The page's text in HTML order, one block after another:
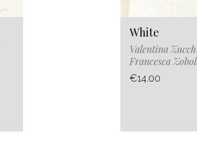
White
Valentina
Francesca
€14.00